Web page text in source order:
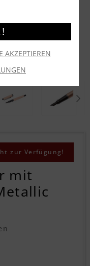
zur Verfügung!
mit
AKZEPTIEREN